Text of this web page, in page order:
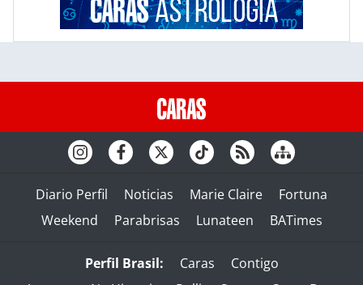
Diario Perfil Noticias Marie Claire
Fortuna
Weekend
Parabrisas Lunateen BATimes
Perfil Brasil: Caras
Contigo